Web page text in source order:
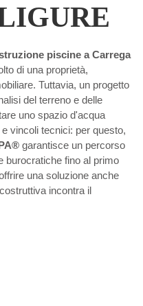
piscine a Carrega
di una proprietà,
Tuttavia, un progetto
del terreno e delle
uno spazio d'acqua
vincoli tecnici: per questo,
garantisce un percorso
burocratiche fino al primo
una soluzione anche
incontra il